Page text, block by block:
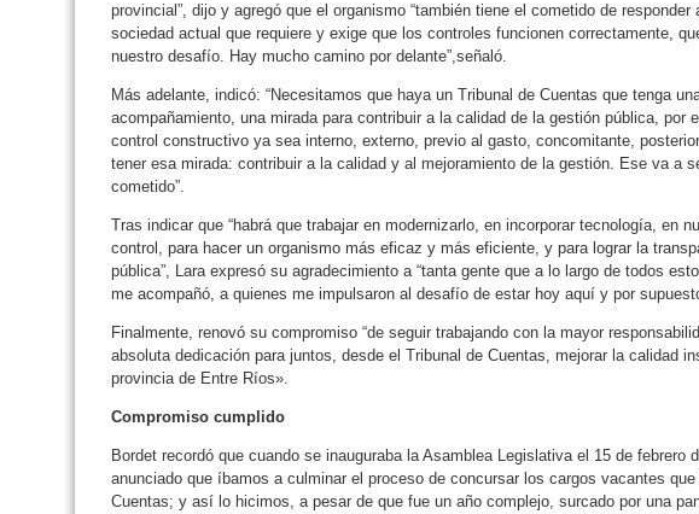
provincial”, dijo y agregó que el organismo “también tiene el cometido de responder
sociedad actual que requiere y exige que los controles funcionen correctamente,
nuestro desafío. Hay mucho camino por delante”,señaló.
Más adelante, indicó: “Necesitamos que haya un Tribunal de Cuentas que tenga
acompañamiento, una mirada para contribuir a la calidad de la gestión pública, por
control constructivo ya sea interno, externo, previo al gasto, concomitante,
tener esa mirada: contribuir a la calidad y al mejoramiento de la gestión. Ese va a
cometido”.
Tras indicar que “habrá que trabajar en modernizarlo, en incorporar tecnología, en
control, para hacer un organismo más eficaz y más eficiente, y para lograr la
pública”, Lara expresó su agradecimiento a “tanta gente que a lo largo de todos
me acompañó, a quienes me impulsaron al desafío de estar hoy aquí y por
Finalmente, renovó su compromiso “de seguir trabajando con la mayor
absoluta dedicación para juntos, desde el Tribunal de Cuentas, mejorar la calidad
provincia de Entre Ríos».
Compromiso cumplido
Bordet recordó que cuando se inauguraba la Asamblea Legislativa el 15 de febrero
anunciado que íbamos a culminar el proceso de concursar los cargos vacantes
Cuentas; y así lo hicimos, a pesar de que fue un año complejo, surcado por una